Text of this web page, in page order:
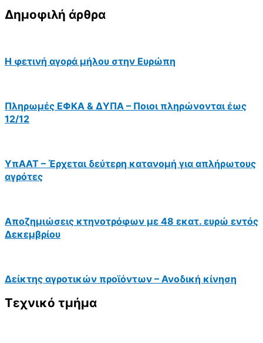
Δημοφιλή άρθρα
Η φετινή αγορά μήλου στην Ευρώπη
Πληρωμές ΕΦΚΑ & ΔΥΠΑ – Ποιοι πληρώνονται έως
12/12
ΥπΑΑΤ – Έρχεται δεύτερη κατανομή για απλήρωτους
αγρότες
Αποζημιώσεις κτηνοτρόφων με 48 εκατ. ευρώ εντός
Δεκεμβρίου
Δείκτης αγροτικών προϊόντων – Ανοδική κίνηση
Τεχνικό τμήμα